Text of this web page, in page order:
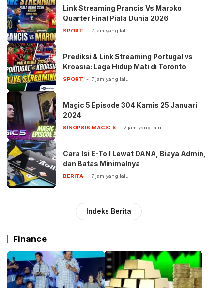
Link Streaming Prancis Vs Maroko
Quarter Final Piala Dunia 2026
SPORT 7 jam yang lalu
Prediksi & Link Streaming Portugal vs
Kroasia: Laga Hidup Mati di Toronto
SPORT 7 jam yang lalu
Magic 5 Episode 304 Kamis 25 Januari
2024
SINOPSIS MAGIC 5 7 jam yang lalu
Cara Isi E-Toll Lewat DANA, Biaya Admin,
dan Batas Minimalnya
BERITA 7 jam yang lalu
Indeks Berita
Finance